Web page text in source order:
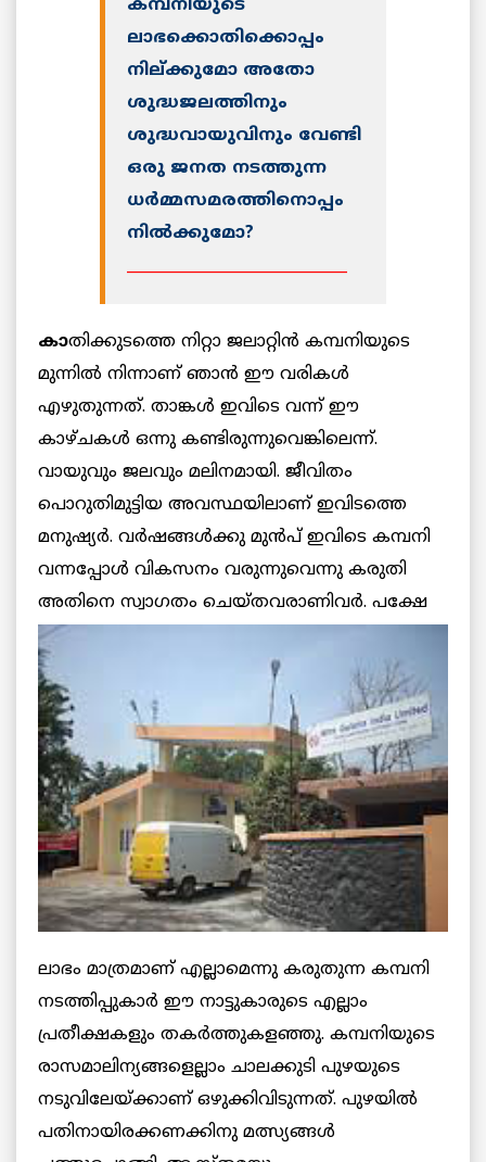
കമ്പനിയുടെ
ലാഭക്കൊതിക്കൊപ്പം
നില്ക്കുമോ അതോ
ശുദ്ധജലത്തിനും
ശുദ്ധവായുവിനും വേണ്ടി
ഒരു ജനത നടത്തുന്ന
ധര്‍മ്മസമരത്തിനൊപ്പം
നില്‍ക്കുമോ?
കാതിക്കുടത്തെ നിറ്റാ ജലാറ്റിന്‍ കമ്പനിയുടെ
മുന്നില്‍ നിന്നാണ് ഞാന്‍ ഈ വരികള്‍
എഴുതുന്നത്. താങ്കള്‍ ഇവിടെ വന്ന് ഈ
കാഴ്ചകള്‍ ഒന്നു കണ്ടിരുന്നുവെങ്കിലെന്ന്.
വായുവും ജലവും മലിനമായി. ജീവിതം
പൊറുതിമുട്ടിയ അവസ്ഥയിലാണ് ഇവിടത്തെ
മനുഷ്യര്‍. വര്‍ഷങ്ങള്‍ക്കു മുന്‍പ് ഇവിടെ കമ്പനി
വന്നപ്പോള്‍ വികസനം വരുന്നുവെന്നു കരുതി
അതിനെ സ്വാഗതം ചെയ്തവരാണിവര്‍. പക്ഷേ
ലാഭം മാത്രമാണ് എല്ലാമെന്നു കരുതുന്ന കമ്പനി
നടത്തിപ്പുകാര്‍ ഈ നാട്ടുകാരുടെ എല്ലാം
പ്രതീക്ഷകളും തകര്‍ത്തുകളഞ്ഞു. കമ്പനിയുടെ
രാസമാലിന്യങ്ങളെല്ലാം ചാലക്കുടി പുഴയുടെ
നടുവിലേയ്ക്കാണ് ഒഴുക്കിവിടുന്നത്. പുഴയില്‍
പതിനായിരക്കണക്കിനു മത്സ്യങ്ങള്‍